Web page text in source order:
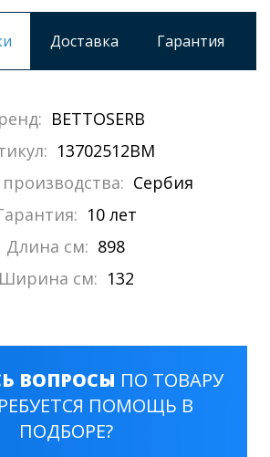
Доставка Гарантия
BETTOSERB
13702512BM
Сербия
10 лет
Длина см: 898
Ширина см: 132
ВОПРОСЫ ПО ТОВАРУ
ПОМОЩЬ В
ПОДБОРЕ?